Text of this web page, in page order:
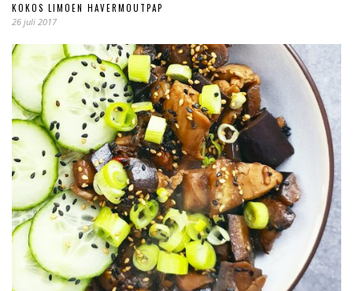
KOKOS LIMOEN HAVERMOUTPAP
26 juli 2017